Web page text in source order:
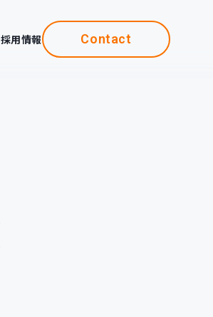
採用情報 Contact